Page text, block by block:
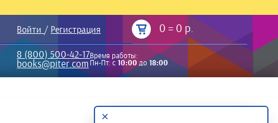
Войти / Регистрация 0 = 0 р.
8 (800) 500-42-17
books@piter.com
Время работы:
Пн-Пт: с10:00до18:00
✕